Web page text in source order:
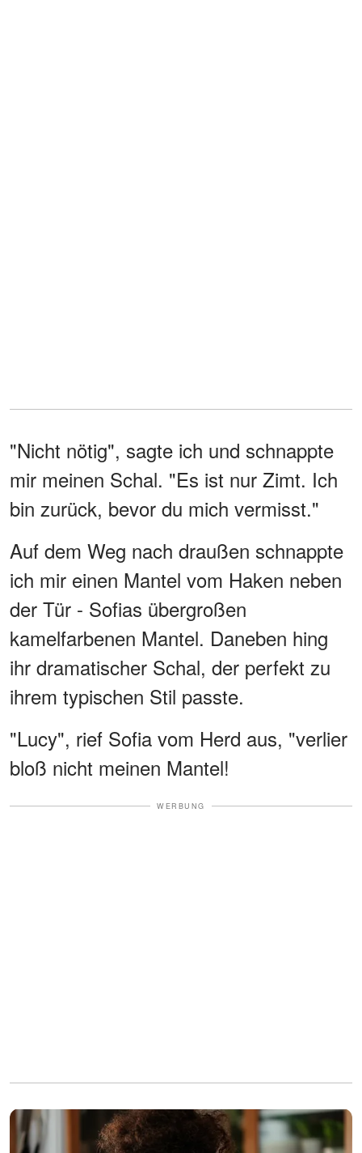
"Nicht nötig", sagte ich und schnappte
mir meinen Schal. "Es ist nur Zimt. Ich
bin zurück, bevor du mich vermisst."
Auf dem Weg nach draußen schnappte
ich mir einen Mantel vom Haken neben
der Tür - Sofias übergroßen
kamelfarbenen Mantel. Daneben hing
ihr dramatischer Schal, der perfekt zu
ihrem typischen Stil passte.
"Lucy", rief Sofia vom Herd aus, "verlier
bloß nicht meinen Mantel!
WERBUNG